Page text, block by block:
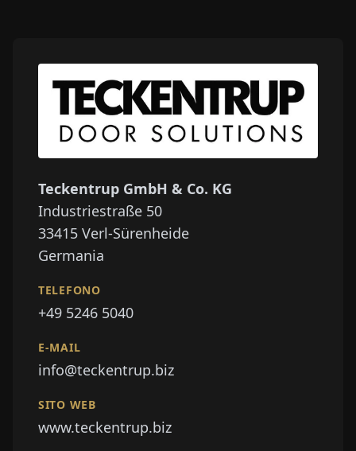
Teckentrup GmbH & Co. KG
Industriestraße 50
33415 Verl-Sürenheide
Germania
TELEFONO
+49 5246 5040
E-MAIL
info@teckentrup.biz
SITO WEB
www.teckentrup.biz